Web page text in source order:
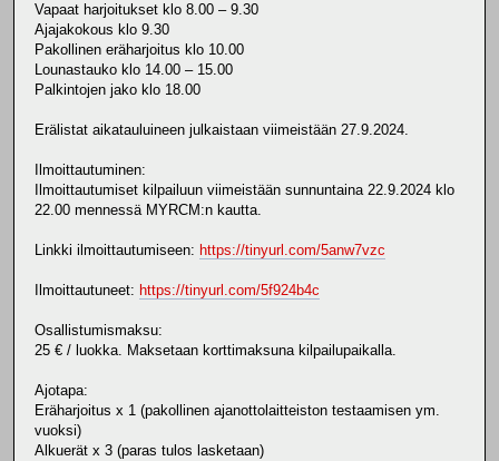
Vapaat harjoitukset klo 8.00 – 9.30
Ajajakokous klo 9.30
Pakollinen eräharjoitus klo 10.00
Lounastauko klo 14.00 – 15.00
Palkintojen jako klo 18.00
Erälistat aikatauluineen julkaistaan viimeistään 27.9.2024.
Ilmoittautuminen:
Ilmoittautumiset kilpailuun viimeistään sunnuntaina 22.9.2024 klo
22.00 mennessä MYRCM:n kautta.
Linkki ilmoittautumiseen: https://tinyurl.com/5anw7vzc
Ilmoittautuneet: https://tinyurl.com/5f924b4c
Osallistumismaksu:
25 € / luokka. Maksetaan korttimaksuna kilpailupaikalla.
Ajotapa:
Eräharjoitus x 1 (pakollinen ajanottolaitteiston testaamisen ym.
vuoksi)
Alkuerät x 3 (paras tulos lasketaan)